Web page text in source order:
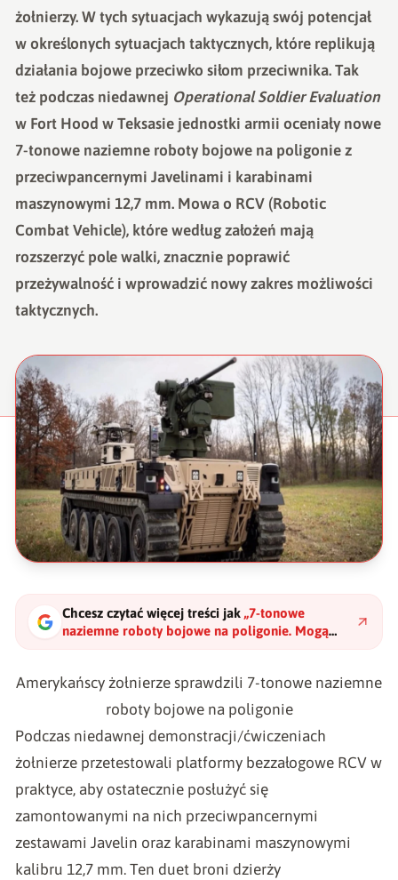
żołnierzy. W tych sytuacjach wykazują swój potencjał
w określonych sytuacjach taktycznych, które replikują
działania bojowe przeciwko siłom przeciwnika. Tak
też podczas niedawnej Operational Soldier Evaluation
w Fort Hood w Teksasie jednostki armii oceniały nowe
7-tonowe naziemne roboty bojowe na poligonie z
przeciwpancernymi Javelinami i karabinami
maszynowymi 12,7 mm. Mowa o RCV (Robotic
Combat Vehicle), które według założeń mają
rozszerzyć pole walki, znacznie poprawić
przeżywalność i wprowadzić nowy zakres możliwości
taktycznych.
Chcesz czytać więcej treści jak „7-tonowe
naziemne roboty bojowe na poligonie. Mogą
niszczyć nawet zaawansowane czołgi"?
Amerykańscy żołnierze sprawdzili 7-tonowe naziemne
roboty bojowe na poligonie
Podczas niedawnej demonstracji/ćwiczeniach
żołnierze przetestowali platformy bezzałogowe RCV w
praktyce, aby ostatecznie posłużyć się
zamontowanymi na nich przeciwpancernymi
zestawami Javelin oraz karabinami maszynowymi
kalibru 12,7 mm. Ten duet broni dzierży